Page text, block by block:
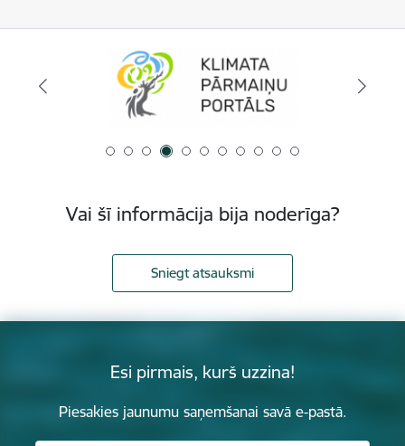
Vai šī informācija bija noderīga?
Sniegt atsauksmi
Esi pirmais, kurš uzzina!
Piesakies jaunumu saņemšanai savā e-pastā.